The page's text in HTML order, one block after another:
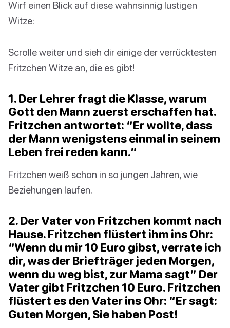
Wirf einen Blick auf diese wahnsinnig lustigen
Witze:
Scrolle weiter und sieh dir einige der verrücktesten
Fritzchen Witze an, die es gibt!
1. Der Lehrer fragt die Klasse, warum
Gott den Mann zuerst erschaffen hat.
Fritzchen antwortet: “Er wollte, dass
der Mann wenigstens einmal in seinem
Leben frei reden kann.”
Fritzchen weiß schon in so jungen Jahren, wie
Beziehungen laufen.
2. Der Vater von Fritzchen kommt nach
Hause. Fritzchen flüstert ihm ins Ohr:
“Wenn du mir 10 Euro gibst, verrate ich
dir, was der Briefträger jeden Morgen,
wenn du weg bist, zur Mama sagt” Der
Vater gibt Fritzchen 10 Euro. Fritzchen
flüstert es den Vater ins Ohr: “Er sagt:
Guten Morgen, Sie haben Post!